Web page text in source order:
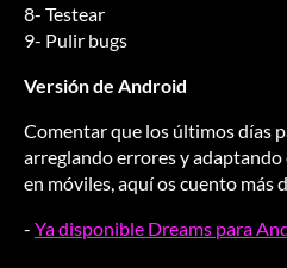
8- Testear
9- Pulir bugs
Versión de Android
Comentar que los últimos días
arreglando errores y
en móviles, aquí os cuento más
- Ya disponible Dreams para